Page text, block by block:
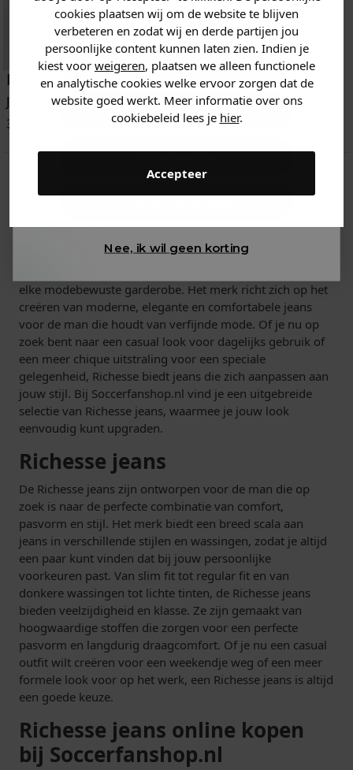
cookies plaatsen wij om de website te blijven
verbeteren en zodat wij en derde partijen jou
persoonlijke content kunnen laten zien. Indien je
kiest voor weigeren, plaatsen we alleen functionele
en analytische cookies welke ervoor zorgen dat de
website goed werkt. Meer informatie over ons
cookiebeleid lees je hier.
Accepteer
Richesse
Jeans
32.99
-70%
11van11gezien
Richesse
Richesse is een merk dat bekend staat om zijn
elke modebewuste garderobe. Het merk richt zich op het
creëren van moderne, elegante en comfortabele jeans
voor de man die houdt van verfijnde mode. Of je nu op
zoek bent naar een casual look voor dagelijks gebruik of
een meer chique uitstraling voor een speciale
gelegenheid, Richesse biedt jeans die zich aanpassen aan
jouw stijl. Bij Soccerfanshop.nl vind je een uitgebreide
selectie van Richesse jeans, waarmee je jouw look
eenvoudig kunt upgraden.
Richesse jeans
De Richesse jeans zijn ontworpen voor de man die op
zoek is naar de perfecte combinatie van comfort,
pasvorm en stijl. Het merk biedt een breed scala aan
jeans in verschillende stijlen en wassingen, zodat je altijd
een paar kunt vinden dat bij jouw persoonlijke
voorkeuren past. Van slim fit tot regular fit en van
donkere wassingen tot lichte tinten, de Richesse jeans
bieden veelzijdigheid en klasse. Ze zijn gemaakt van
hoogwaardige stoffen die zorgen voor een perfecte
pasvorm en langdurig draagcomfort. Of je nu een casual
outfit wilt creëren voor een weekendje weg of een meer
formele look voor op het werk, een Richesse jeans is altijd
een goede keuze.
Richesse jeans online kopen
bij Soccerfanshop.nl
Heren kleding
Dames kleding
Kids kleding
Nee, ik wil geen korting